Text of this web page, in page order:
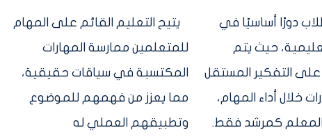
دورًا أساسيًا في
حيث يتم
التفكير المستقل
خلال أداء المهام،
كمرشد فقط.
يتيح التعليم القائم على المهام
للمتعلمين ممارسة المهارات
المكتسبة في سياقات حقيقية،
مما يعزز من فهمهم للموضوع
وتطبيقهم العملي له